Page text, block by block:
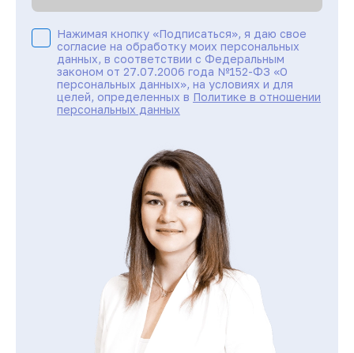
Нажимая кнопку «Подписаться», я даю свое
согласие на обработку моих персональных
данных, в соответствии с Федеральным
законом от 27.07.2006 года №152-ФЗ «О
персональных данных», на условиях и для
целей, определенных в Политике в отношении
персональных данных